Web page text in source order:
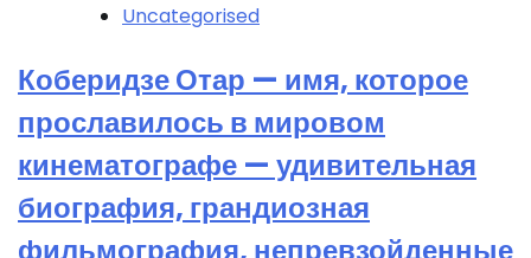
Uncategorised
Коберидзе Отар — имя, которое
прославилось в мировом
кинематографе — удивительная
биография, грандиозная
фильмография, непревзойденные